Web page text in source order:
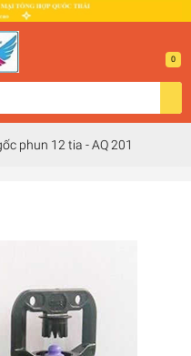
0
phun 12 tia - AQ 201